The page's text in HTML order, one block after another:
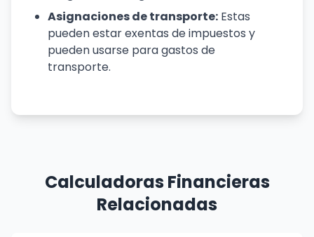
Asignaciones de transporte: Estas
pueden estar exentas de impuestos y
pueden usarse para gastos de
transporte.
Calculadoras Financieras
Relacionadas